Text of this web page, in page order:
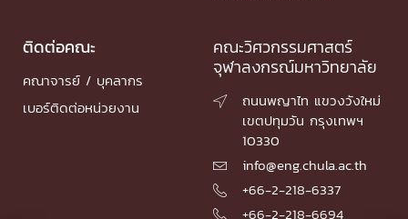
ติดต่อคณะ
คณาจารย์ / บุคลากร
เบอร์ติดต่อหน่วยงาน
คณะวิศวกรรมศาสตร์
จุฬาลงกรณ์มหาวิทยาลัย

ถนนพญาไท แขวงวังใหม่
เขตปทุมวัน กรุงเทพฯ
10330
 info@eng.chula.ac.th
 +66-2-218-6337
 +66-2-218-6694